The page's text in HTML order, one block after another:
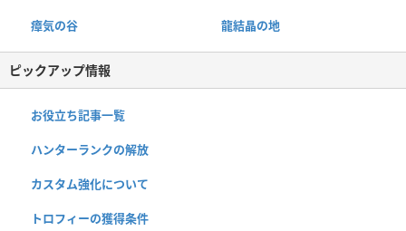
瘴気の谷 龍結晶の地
ピックアップ情報
お役立ち記事一覧
ハンターランクの解放
カスタム強化について
トロフィーの獲得条件